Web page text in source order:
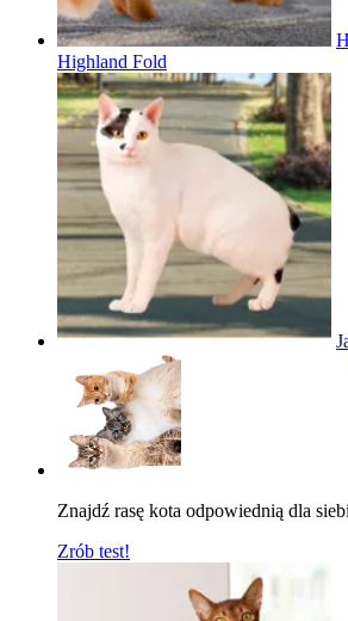
Highland Fold
Znajdź rasę kota odpowiednią dla
Zrób test!